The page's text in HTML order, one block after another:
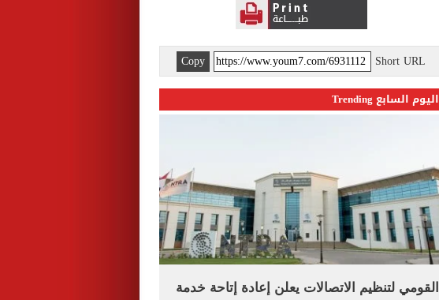
Short URL
Copy
اليوم السابع Trending
القومي لتنظيم الاتصالات يعلن إعادة إتاحة خدمة